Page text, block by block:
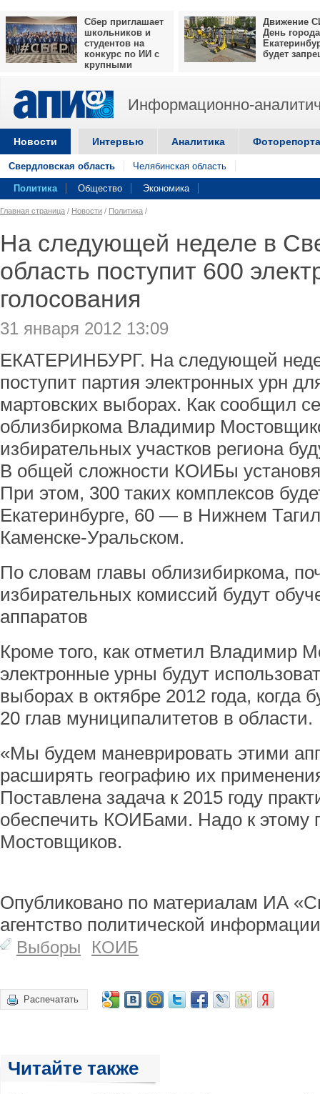
Сбер приглашает
школьников и
студентов на
конкурс по ИИ с
крупными
Движение
День города
будет
Информационно-
Новости Интервью Аналитика
Свердловская область Челябинская область
Политика Общество Экономика
Главная страница / Новости / Политика /
На следующей неделе в
область поступит 600
голосования
31 января 2012 13:09
ЕКАТЕРИНБУРГ. На следующей
поступит партия электронных урн
мартовских выборах. Как сообщил
облизбиркома Владимир
избирательных участков региона
В общей сложности КОИБы
При этом, 300 таких комплексов
Екатеринбурге, 60 — в Нижнем
Каменске-Уральском.
По словам главы облизибиркома,
избирательных комиссий будут
аппаратов
Кроме того, как отметил Владимир
электронные урны будут
выборах в октябре 2012 года, когда
20 глав муниципалитетов в области.
«Мы будем маневрировать этими
расширять географию их
Поставлена задача к 2015 году
обеспечить КОИБами. Надо к этому
Мостовщиков.
Опубликовано по материалам ИА
агентство политической
Выборы КОИБ
Распечатать
Читайте также